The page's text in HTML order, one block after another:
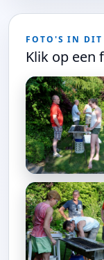
FOTO'S IN DIT
Klik op een